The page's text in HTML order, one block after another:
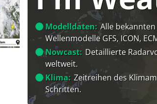
Modelldaten: Alle
Wellenmodelle GFS, ICON,
Nowcast: Detaillierte
weltweit.
Klima: Zeitreihen des
Schritten.